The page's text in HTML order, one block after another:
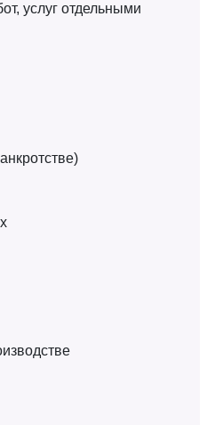
услуг отдельными